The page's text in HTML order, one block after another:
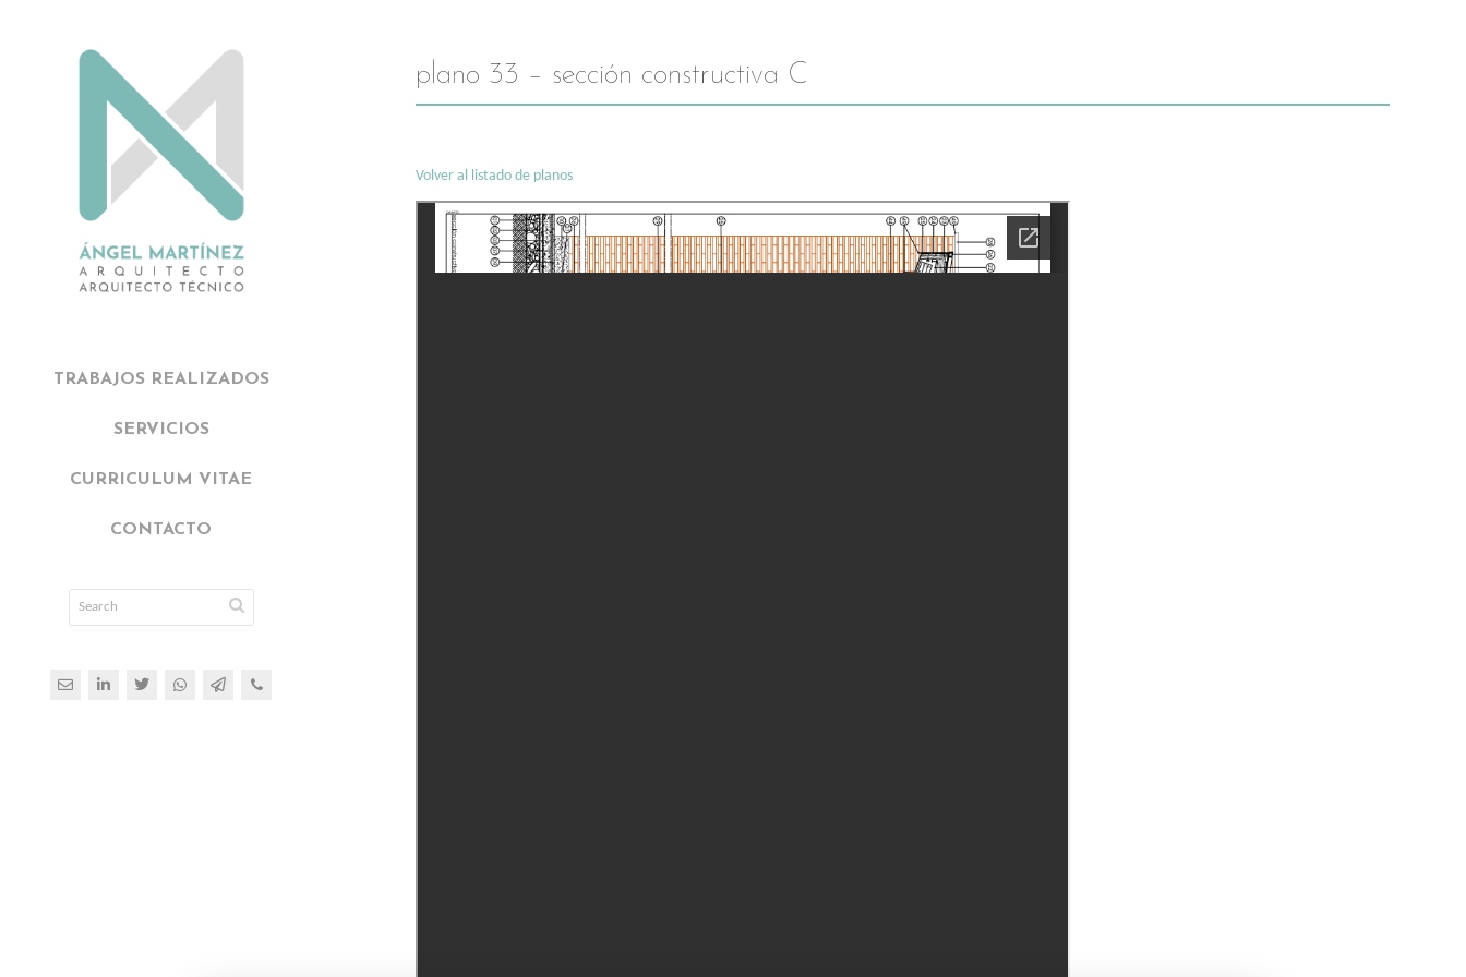
TRABAJOS REALIZADOS
SERVICIOS
CURRICULUM VITAE
CONTACTO
plano 33 – sección constructiva C
Volver al listado de planos